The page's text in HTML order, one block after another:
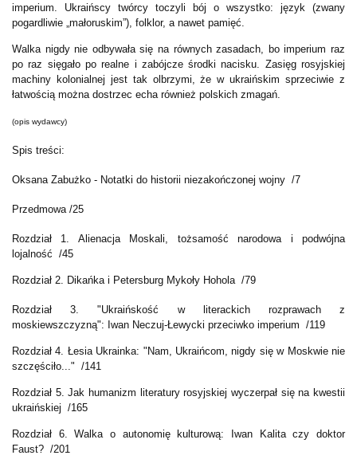
imperium. Ukraińscy twórcy toczyli bój o wszystko: język (zwany
pogardliwie „małoruskim”), folklor, a nawet pamięć.
Walka nigdy nie odbywała się na równych zasadach, bo imperium raz
po raz sięgało po realne i zabójcze środki nacisku. Zasięg rosyjskiej
machiny kolonialnej jest tak olbrzymi, że w ukraińskim sprzeciwie z
łatwością można dostrzec echa również polskich zmagań.
(opis wydawcy)
Spis treści:
Oksana Zabużko - Notatki do historii niezakończonej wojny /7
Przedmowa /25
Rozdział 1. Alienacja Moskali, tożsamość narodowa i podwójna
lojalność /45
Rozdział 2. Dikańka i Petersburg Mykoły Hohola /79
Rozdział 3. "Ukraińskość w literackich rozprawach z
moskiewszczyzną": Iwan Neczuj-Łewycki przeciwko imperium /119
Rozdział 4. Łesia Ukrainka: "Nam, Ukraińcom, nigdy się w Moskwie nie
szczęściło..." /141
Rozdział 5. Jak humanizm literatury rosyjskiej wyczerpał się na kwestii
ukraińskiej /165
Rozdział 6. Walka o autonomię kulturową: Iwan Kalita czy doktor
Faust? /201